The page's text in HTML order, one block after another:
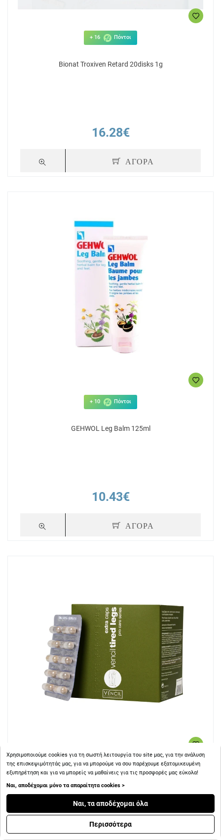
+ 16 Πόντοι
Bionat Troxiven Retard 20disks 1g
16.28€
ΑΓΟΡΑ
+ 10 Πόντοι
GEHWOL Leg Balm 125ml
10.43€
ΑΓΟΡΑ
+ 33 Πόντοι
Vencil Tired Legs Extra Συμπλήρωμα Διατροφής για
Πρησμένα και Κουρασμένα Πόδια 90 κάψουλες
Χρησιμοποιούμε cookies για τη σωστή λειτουργία του site μας, για την ανάλυση
της επισκεψιμότητάς μας, για να μπορούμε να σου παρέχουμε εξατομικευμένη
εξυπηρέτηση και για να μπορείς να μαθαίνεις για τις προσφορές μας εύκολα!
Ναι, αποδέχομαι μόνο τα απαραίτητα cookies >
Ναι, τα αποδέχομαι όλα
Περισσότερα